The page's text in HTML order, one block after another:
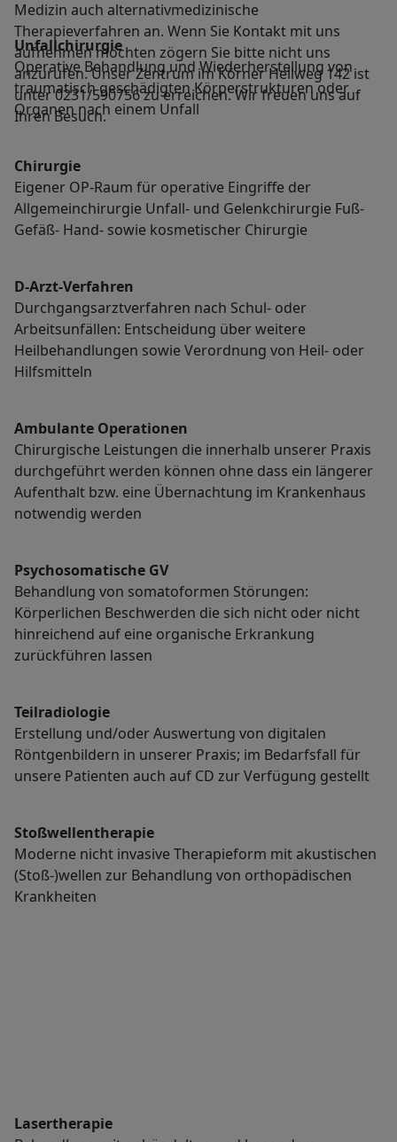
Medizin auch alternativmedizinische
Therapieverfahren an. Wenn Sie Kontakt mit uns
aufnehmen möchten zögern Sie bitte nicht uns
anzurufen. Unser Zentrum im Körner Hellweg 142 ist
unter 0231/590756 zu erreichen. Wir freuen uns auf
Ihren Besuch.
Unfallchirurgie
Operative Behandlung und Wiederherstellung von
traumatisch geschädigten Körperstrukturen oder
Organen nach einem Unfall
Chirurgie
Eigener OP-Raum für operative Eingriffe der
Allgemeinchirurgie Unfall- und Gelenkchirurgie Fuß-
Gefäß- Hand- sowie kosmetischer Chirurgie
D-Arzt-Verfahren
Durchgangsarztverfahren nach Schul- oder
Arbeitsunfällen: Entscheidung über weitere
Heilbehandlungen sowie Verordnung von Heil- oder
Hilfsmitteln
Ambulante Operationen
Chirurgische Leistungen die innerhalb unserer Praxis
durchgeführt werden können ohne dass ein längerer
Aufenthalt bzw. eine Übernachtung im Krankenhaus
notwendig werden
Psychosomatische GV
Behandlung von somatoformen Störungen:
Körperlichen Beschwerden die sich nicht oder nicht
hinreichend auf eine organische Erkrankung
zurückführen lassen
Teilradiologie
Erstellung und/oder Auswertung von digitalen
Röntgenbildern in unserer Praxis; im Bedarfsfall für
unsere Patienten auch auf CD zur Verfügung gestellt
Stoßwellentherapie
Moderne nicht invasive Therapieform mit akustischen
(Stoß-)wellen zur Behandlung von orthopädischen
Krankheiten
Lasertherapie